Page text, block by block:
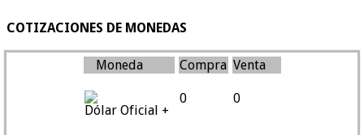
COTIZACIONES DE MONEDAS
Moneda Compra Venta
Dólar Oficial +
0 0